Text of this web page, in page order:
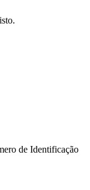
de Identificação